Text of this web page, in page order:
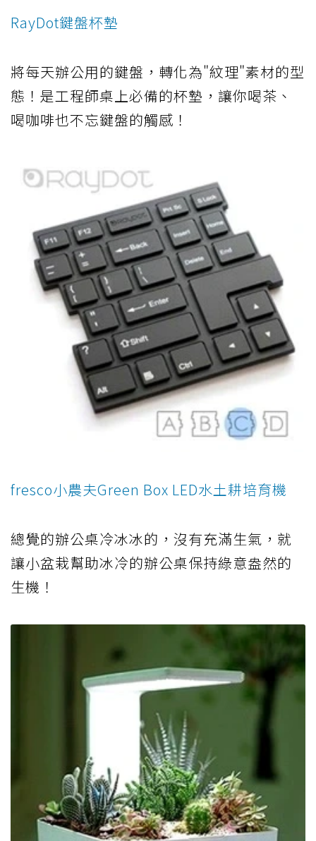
RayDot鍵盤杯墊
將每天辦公用的鍵盤，轉化為"紋理"素材的型
態！是工程師桌上必備的杯墊，讓你喝茶、
喝咖啡也不忘鍵盤的觸感！
fresco小農夫Green Box LED水土耕培育機
總覺的辦公桌冷冰冰的，沒有充滿生氣，就
讓小盆栽幫助冰冷的辦公桌保持綠意盎然的
生機！